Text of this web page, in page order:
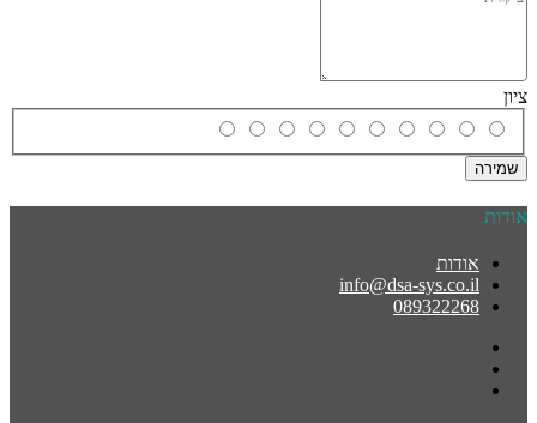
ציון
שמירה
אודות
אודות
info@dsa-sys.co.il
089322268